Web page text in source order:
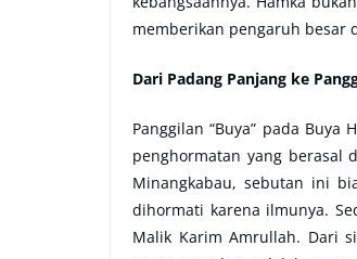
memberikan pengaruh besar
Dari Padang Panjang ke
Panggilan “Buya” pada
penghormatan yang berasal
Minangkabau, sebutan ini
dihormati karena ilmunya.
Malik Karim Amrullah. Dari